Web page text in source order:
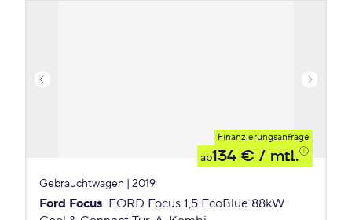
Finanzierungsanfrage
ab134 € / mtl.
Gebrauchtwagen | 2019
Ford Focus FORD Focus 1,5 EcoBlue 88kW